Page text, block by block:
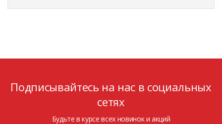
Подписывайтесь на нас в социальных
сетях
Будьте в курсе всех новинок и акций